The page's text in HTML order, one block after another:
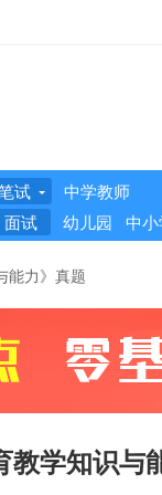
试 中学教师
面试
幼儿园 中小
能力》真题
教学知识与